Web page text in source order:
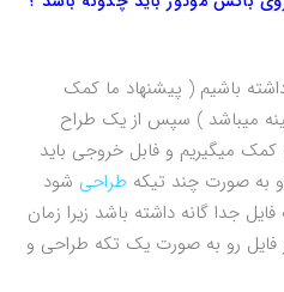
داشته باشیم ( پیشنهاد ما کمک
میباشد ) سپس از یک طراح
میگیریم و فابل خروجی باید
طراحی شود
جدا گانه داشته باشد زیرا زمان
رو به صورت یک تکه طراحی و